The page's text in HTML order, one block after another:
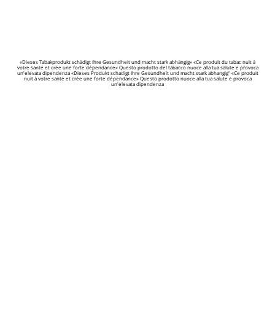
«Dieses Tabakprodukt schädigt Ihre Gesundheit und macht stark abhängig» «Ce produit du tabac nuit à
votre santé et crée une forte dépendance» Questo prodotto del tabacco nuoce alla tua salute e provoca
un'elevata dipendenza «Dieses Produkt schadigt Ihre Gesundheit und macht stark abhangig" «Ce produit
nuit à votre santé et crée une forte dépendance» Questo prodotto nuoce alla tua salute e provoca
un'elevata dipendenza